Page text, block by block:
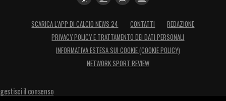
SCARICA L’APP DI CALCIO NEWS 24 CONTATTI
REDAZIONE
PRIVACY POLICY E TRATTAMENTO DEI DATI PERSONALI
INFORMATIVA ESTESA SUI COOKIE (COOKIE POLICY)
NETWORK SPORT REVIEW
gestisci il consenso